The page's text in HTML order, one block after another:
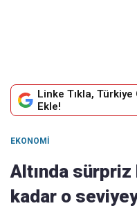
Linke Tıkla,
Ekle!
EKONOMI
Altında sürpriz
kadar o